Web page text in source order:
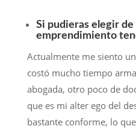
Si pudieras elegir
emprendimiento
Actualmente me siento
costó mucho tiempo
abogada, otro poco de
que es mi alter ego del
bastante conforme, lo